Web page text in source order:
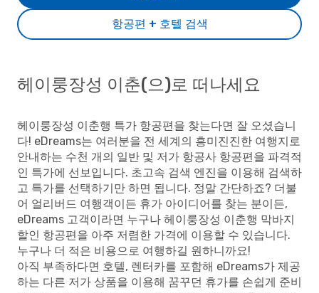
항공편 + 호텔 검색
헤이룽장성 이춘(으)로 떠나세요
헤이룽장성 이춘행 특가 항공편을 찾는다면 잘 오셨습니
다! eDreams는 여러분을 전 세계의 흥미진진한 여행지로
안내하는 수천 개의 일반 및 저가 항공사 항공편을 파격적
인 특가에 선보입니다. 초고속 검색 엔진을 이용해 검색하
고 특가를 선택하기만 하면 됩니다. 정말 간단하죠? 더불
어 얼리버드 여행객이든 휴가 아이디어를 찾는 분이든,
eDreams 고객이라면 누구나 헤이룽장성 이춘행 막바지
할인 항공편을 아주 저렴한 가격에 이용할 수 있습니다.
누구나 더 적은 비용으로 여행하길 원하니까요!
아직 부족하다면 호텔, 렌터카를 포함해 eDreams가 제공
하는 다른 저가 상품을 이용해 꿈꾸던 휴가를 손쉽게 준비